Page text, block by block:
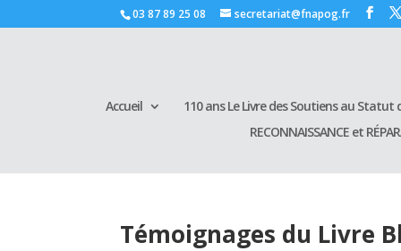
03 87 89 25 08 secretariat@fnapog.fr
Accueil
110 ans Le Livre des Soutiens au Statut
RECONNAISSANCE et
Témoignages du Livre